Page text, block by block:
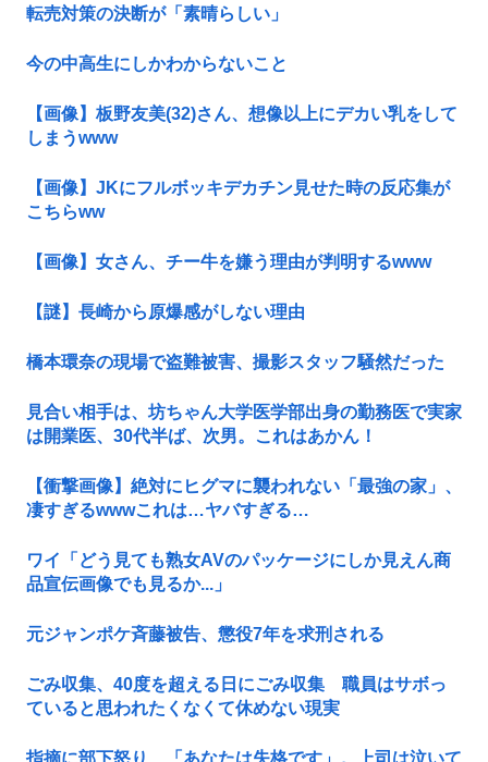
転売対策の決断が「素晴らしい」
今の中高生にしかわからないこと
【画像】板野友美(32)さん、想像以上にデカい乳をして
しまうwww
【画像】JKにフルボッキデカチン見せた時の反応集が
こちらww
【画像】女さん、チー牛を嫌う理由が判明するwww
【謎】長崎から原爆感がしない理由
橋本環奈の現場で盗難被害、撮影スタッフ騒然だった
見合い相手は、坊ちゃん大学医学部出身の勤務医で実家
は開業医、30代半ば、次男。これはあかん！
【衝撃画像】絶対にヒグマに襲われない「最強の家」、
凄すぎるwwwこれは…ヤバすぎる…
ワイ「どう見ても熟女AVのパッケージにしか見えん商
品宣伝画像でも見るか...」
元ジャンポケ斉藤被告、懲役7年を求刑される
ごみ収集、40度を超える日にごみ収集 職員はサボっ
ていると思われたくなくて休めない現実
指摘に部下怒り 「あなたは失格です」。上司は泣いて